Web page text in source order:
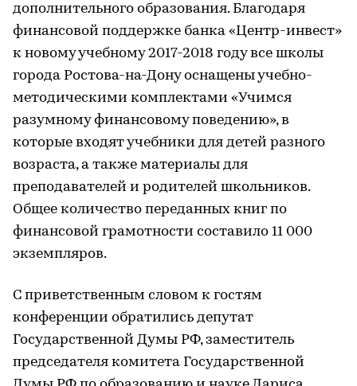
дополнительного образования. Благодаря
финансовой поддержке банка «Центр-инвест»
к новому учебному 2017-2018 году все школы
города Ростова-на-Дону оснащены учебно-
методическими комплектами «Учимся
разумному финансовому поведению», в
которые входят учебники для детей разного
возраста, а также материалы для
преподавателей и родителей школьников.
Общее количество переданных книг по
финансовой грамотности составило 11 000
экземпляров.
С приветственным словом к гостям
конференции обратились депутат
Государственной Думы РФ, заместитель
председателя комитета Государственной